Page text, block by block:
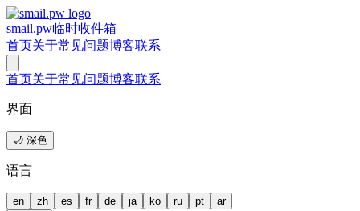
smail.pw临时收件箱
首页关于常见问题博客联系
首页关于常见问题博客联系
界面
🌙 深色
语言
en zh es fr de ja ko ru pt
ar